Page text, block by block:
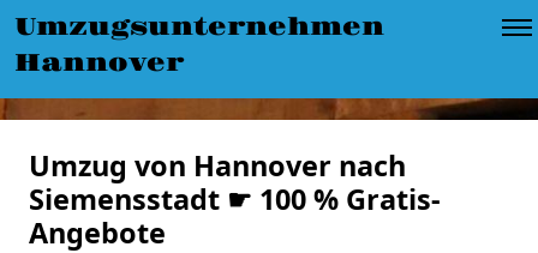
Umzugsunternehmen
Hannover
Umzug von Hannover nach
Siemensstadt ☛ 100 % Gratis-
Angebote